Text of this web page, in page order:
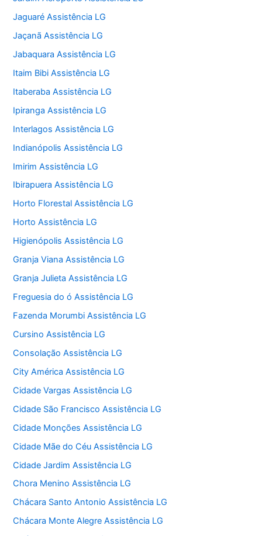
Jaguaré Assistência LG
Jaçanã Assistência LG
Jabaquara Assistência LG
Itaim Bibi Assistência LG
Itaberaba Assistência LG
Ipiranga Assistência LG
Interlagos Assistência LG
Indianópolis Assistência LG
Imirim Assistência LG
Ibirapuera Assistência LG
Horto Florestal Assistência LG
Horto Assistência LG
Higienópolis Assistência LG
Granja Viana Assistência LG
Granja Julieta Assistência LG
Freguesia do ó Assistência LG
Fazenda Morumbi Assistência LG
Cursino Assistência LG
Consolação Assistência LG
City América Assistência LG
Cidade Vargas Assistência LG
Cidade São Francisco Assistência LG
Cidade Monções Assistência LG
Cidade Mãe do Céu Assistência LG
Cidade Jardim Assistência LG
Chora Menino Assistência LG
Chácara Santo Antonio Assistência LG
Chácara Monte Alegre Assistência LG